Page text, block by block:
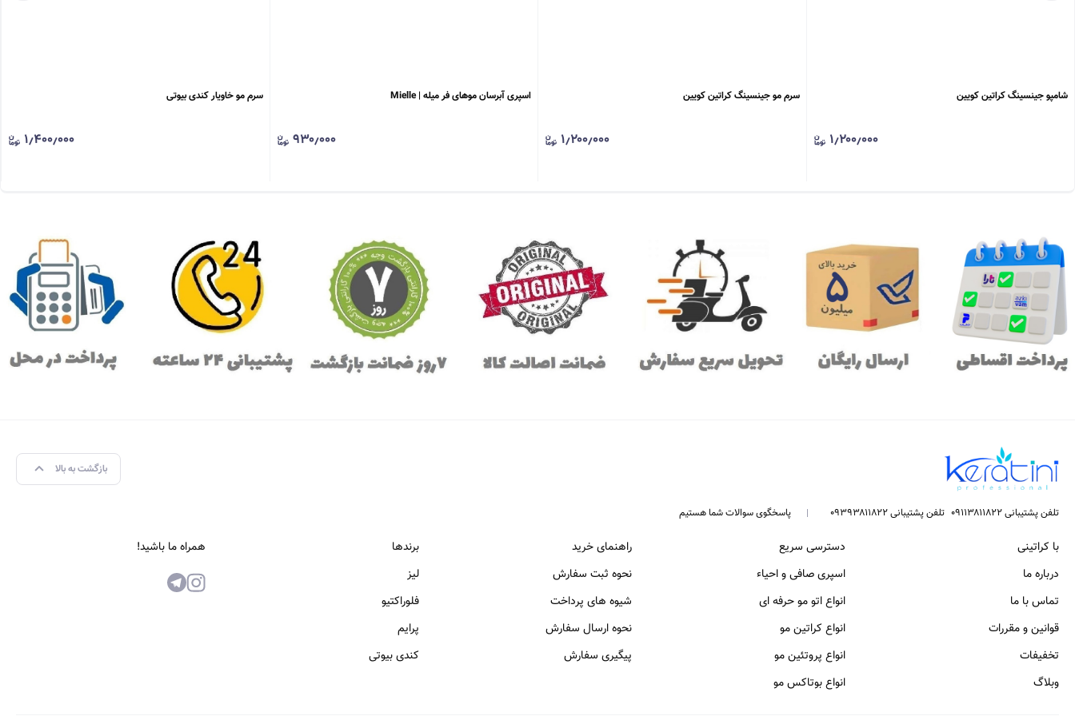
شامپو جینسینگ کراتین کویین
۱٫۲۰۰٫۰۰۰
سرم مو جینسینگ کراتین کویین
۱٫۲۰۰٫۰۰۰
اسپری آبرسان موهای فر میله | Mielle
۹۳۰٫۰۰۰
سرم مو خاویار کندی بیوتی
۱٫۴۰۰٫۰۰۰
بازگشت به بالا
تلفن پشتیبانی ۰۹۱۱۳۸۱۱۸۲۲ تلفن پشتیبانی ۰۹۳۹۳۸۱۱۸۲۲ پاسخگوی سوالات شما هستیم
با کراتینی
درباره ما
تماس با ما
قوانین و مقررات
تخفیفات
وبلاگ
دسترسی سریع
اسپری صافی و احیاء
انواع اتو مو حرفه ای
انواع کراتین مو
انواع پروتئین مو
انواع بوتاکس مو
راهنمای خرید
نحوه ثبت سفارش
شیوه های پرداخت
نحوه ارسال سفارش
پیگیری سفارش
برندها
لیز
فلوراکتیو
پرایم
کندی بیوتی
همراه ما باشید!